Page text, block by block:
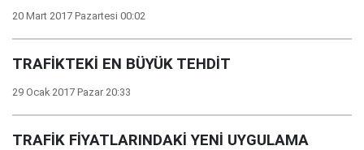
20 Mart 2017 Pazartesi 00:02
TRAFİKTEKİ EN BÜYÜK TEHDİT
29 Ocak 2017 Pazar 20:33
TRAFİK FİYATLARINDAKİ YENİ UYGULAMA